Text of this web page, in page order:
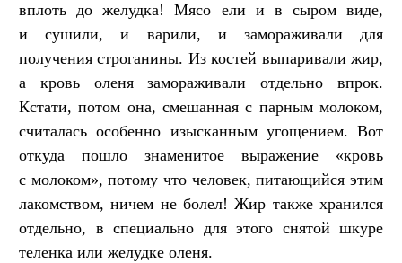
вплоть до желудка! Мясо ели и в сыром виде,
и сушили, и варили, и замораживали для
получения строганины. Из костей выпаривали жир,
а кровь оленя замораживали отдельно впрок.
Кстати, потом она, смешанная с парным молоком,
считалась особенно изысканным угощением. Вот
откуда пошло знаменитое выражение «кровь
с молоком», потому что человек, питающийся этим
лакомством, ничем не болел! Жир также хранился
отдельно, в специально для этого снятой шкуре
теленка или желудке оленя.